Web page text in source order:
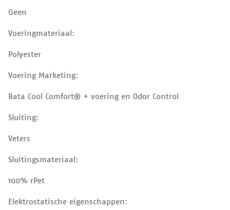
Geen
Voeringmateriaal:
Polyester
Voering Marketing:
Bata Cool Comfort® + voering en Odor Control
Sluiting:
Veters
Sluitingsmateriaal:
100% rPet
Elektrostatische eigenschappen: